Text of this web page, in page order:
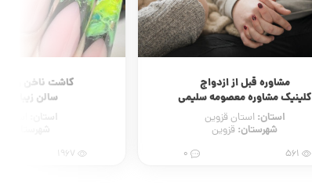
مشاوره قبل از ازدواج
کلینیک مشاوره معصومه سلیمی
استان:استان قزوین
شهرستان: قزوین
کاشت ناخن و
سالن زیبایی
استان: